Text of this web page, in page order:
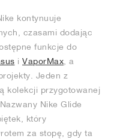
kontynuuje
czasami dodając
funkcje do
i VaporMax, a
Jeden z
kolekcji przygotowanej
Nike Glide
który
za stopę, gdy ta